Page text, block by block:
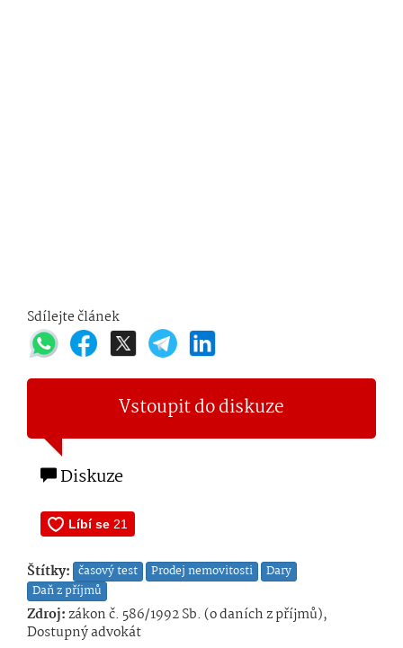
Sdílejte článek
Vstoupit do diskuze
Diskuze
Štítky: časový test Prodej nemovitosti
Dary
Daň z příjmů
Zdroj:zákon č. 586/1992 Sb. (o daních z příjmů),
Dostupný advokát